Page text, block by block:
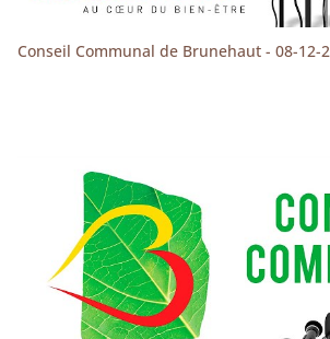
Conseil Communal de Brunehaut - 08-12-